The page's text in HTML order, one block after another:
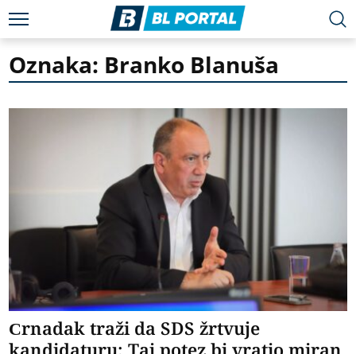
Oznaka: Branko Blanuša
Crnadak traži da SDS žrtvuje